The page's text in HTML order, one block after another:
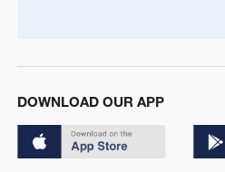
DOWNLOAD OUR APP